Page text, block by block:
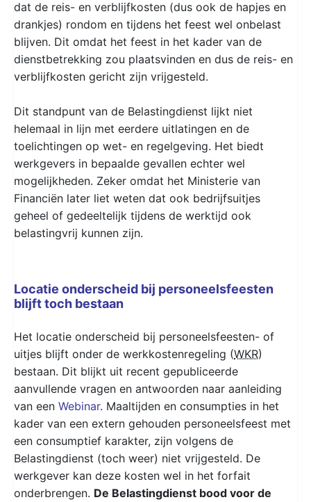
dat de reis- en verblijfkosten (dus ook de hapjes en
drankjes) rondom en tijdens het feest wel onbelast
blijven. Dit omdat het feest in het kader van de
dienstbetrekking zou plaatsvinden en dus de reis- en
verblijfkosten gericht zijn vrijgesteld.
Dit standpunt van de Belastingdienst lijkt niet
helemaal in lijn met eerdere uitlatingen en de
toelichtingen op wet- en regelgeving. Het biedt
werkgevers in bepaalde gevallen echter wel
mogelijkheden. Zeker omdat het Ministerie van
Financiën later liet weten dat ook bedrijfsuitjes
geheel of gedeeltelijk tijdens de werktijd ook
belastingvrij kunnen zijn.
Locatie onderscheid bij personeelsfeesten
blijft toch bestaan
Het locatie onderscheid bij personeelsfeesten- of
uitjes blijft onder de werkkostenregeling (WKR)
bestaan. Dit blijkt uit recent gepubliceerde
aanvullende vragen en antwoorden naar aanleiding
van een Webinar. Maaltijden en consumpties in het
kader van een extern gehouden personeelsfeest met
een consumptief karakter, zijn volgens de
Belastingdienst (toch weer) niet vrijgesteld. De
werkgever kan deze kosten wel in het forfait
onderbrengen. De Belastingdienst bood voor de